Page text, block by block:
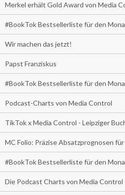
Merkel erhält Gold Award von Media
#BookTok Bestsellerliste für den
Wir machen das jetzt!
Papst Franziskus
#BookTok Bestsellerliste für den
Podcast-Charts von Media Control
TikTok x Media Control - Leipziger
MC Folio: Präzise Absatzprognosen
#BookTok Bestsellerliste für den
Die Podcast Charts von Media Control